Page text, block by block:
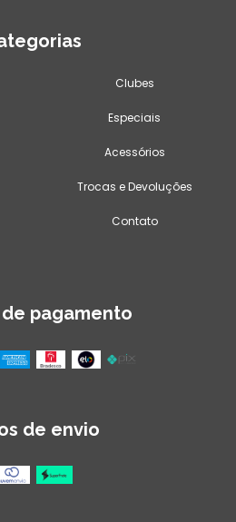
Clubes
Especiais
Acessórios
Trocas e Devoluções
Contato
de pagamento
de envio